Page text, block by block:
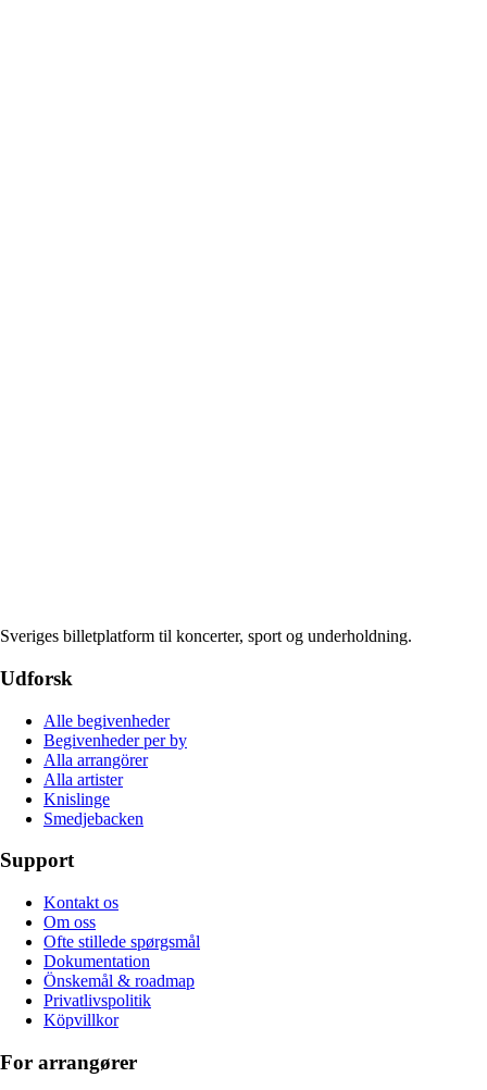
Sveriges billetplatform til koncerter, sport og underholdning.
Udforsk
Alle begivenheder
Begivenheder per by
Alla arrangörer
Alla artister
Knislinge
Smedjebacken
Support
Kontakt os
Om oss
Ofte stillede spørgsmål
Dokumentation
Önskemål & roadmap
Privatlivspolitik
Köpvillkor
For arrangører